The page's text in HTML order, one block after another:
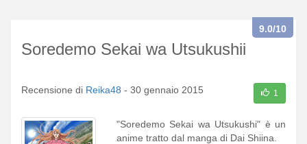
Soredemo Sekai wa Utsukushii
9.0/10
Recensione di Reika48 - 30 gennaio 2015 1
"Soredemo Sekai wa Utsukushi" è un
anime tratto dal manga di Dai Shiina.